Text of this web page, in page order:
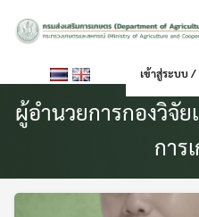
เข้าสู่ระบบ /
ผู้อำนวยการกองวิจั
การ